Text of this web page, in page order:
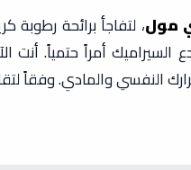
مول، لتفاجأ برائحة
السيراميك أمراً حتمياً.
النفسي والمادي. وفقاً